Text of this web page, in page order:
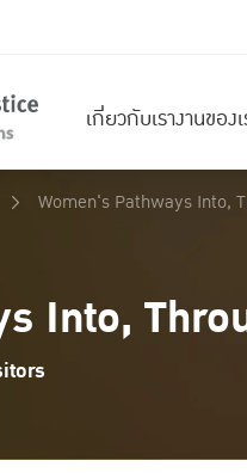
เกี่ยวกับเรางานของ
Women's Pathways Into,
Into,